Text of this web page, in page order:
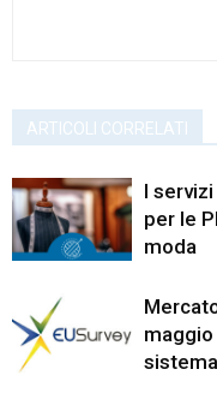
ARTICOLI CORRELATI
I
per le
moda
maggio